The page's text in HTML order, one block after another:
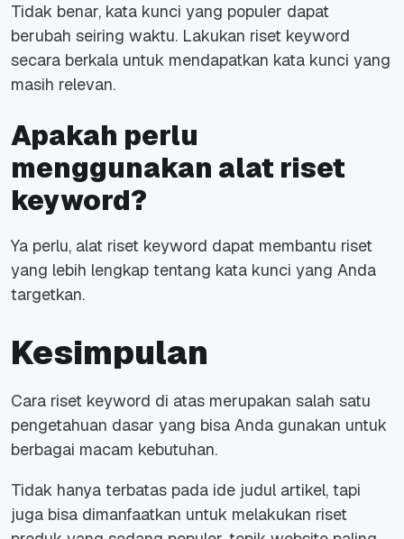
Tidak benar, kata kunci yang populer dapat
berubah seiring waktu. Lakukan riset keyword
secara berkala untuk mendapatkan kata kunci yang
masih relevan.
Apakah perlu
menggunakan alat riset
keyword?
Ya perlu, alat riset keyword dapat membantu riset
yang lebih lengkap tentang kata kunci yang Anda
targetkan.
Kesimpulan
Cara riset keyword di atas merupakan salah satu
pengetahuan dasar yang bisa Anda gunakan untuk
berbagai macam kebutuhan.
Tidak hanya terbatas pada ide judul artikel, tapi
juga bisa dimanfaatkan untuk melakukan riset